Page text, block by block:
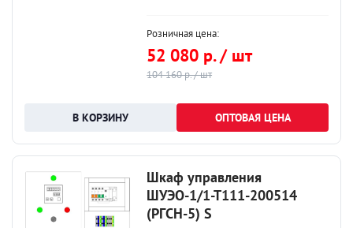
Розничная цена:
52 080 р. / шт
104 160 р. / шт
ОПТОВАЯ ЦЕНА
Шкаф управления
ШУЭО-1/1-Т111-200514
(РГСН-5) S